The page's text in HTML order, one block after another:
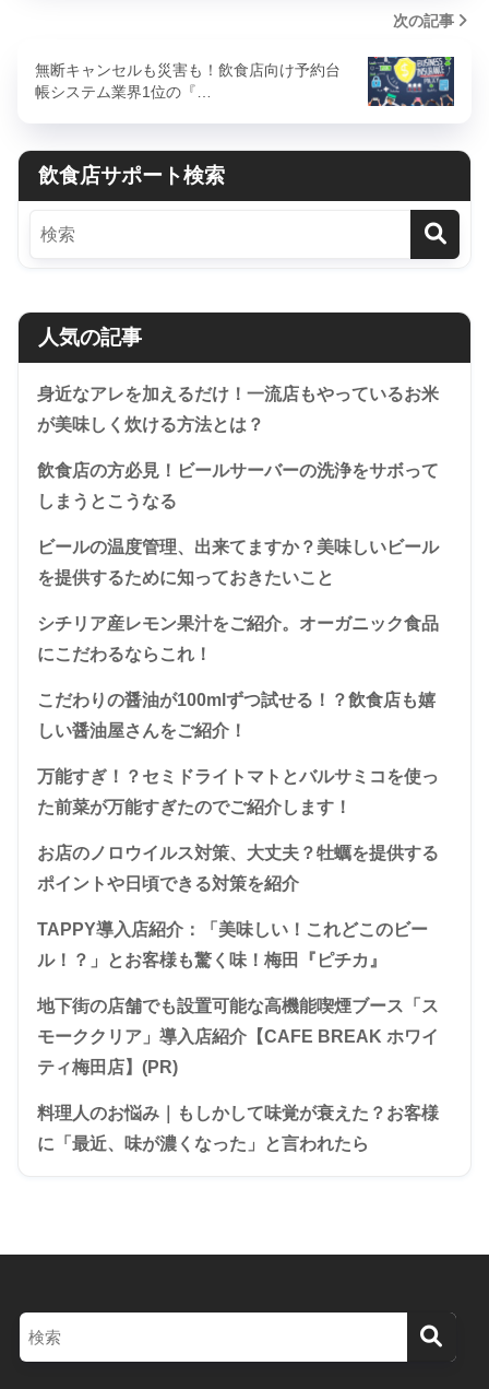
次の記事
無断キャンセルも災害も！飲食店向け予約台
帳システム業界1位の『…
飲食店サポート検索
人気の記事
身近なアレを加えるだけ！一流店もやっているお米
が美味しく炊ける方法とは？
飲食店の方必見！ビールサーバーの洗浄をサボって
しまうとこうなる
ビールの温度管理、出来てますか？美味しいビール
を提供するために知っておきたいこと
シチリア産レモン果汁をご紹介。オーガニック食品
にこだわるならこれ！
こだわりの醤油が100mlずつ試せる！？飲食店も嬉
しい醤油屋さんをご紹介！
万能すぎ！？セミドライトマトとバルサミコを使っ
た前菜が万能すぎたのでご紹介します！
お店のノロウイルス対策、大丈夫？牡蠣を提供する
ポイントや日頃できる対策を紹介
TAPPY導入店紹介：「美味しい！これどこのビー
ル！？」とお客様も驚く味！梅田『ピチカ』
地下街の店舗でも設置可能な高機能喫煙ブース「ス
モーククリア」導入店紹介【CAFE BREAK ホワイ
ティ梅田店】(PR)
料理人のお悩み｜もしかして味覚が衰えた？お客様
に「最近、味が濃くなった」と言われたら